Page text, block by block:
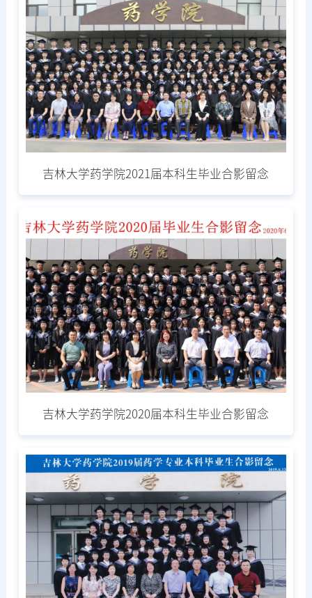
吉林大学药学院2021届本科生毕业合影留念
吉林大学药学院2020届本科生毕业合影留念